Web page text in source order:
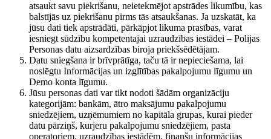
atsaukt savu piekrišanu, neietekmējot apstrādes likumību, kas
balstījās uz piekrišanu pirms tās atsaukšanas. Ja uzskatāt, ka
jūsu dati tiek apstrādāti, pārkāpjot likuma prasības, varat
iesniegt sūdzību kompetentajai uzraudzības iestādei – Polijas
Personas datu aizsardzības biroja priekšsēdētājam.
Datu sniegšana ir brīvprātīga, taču tā ir nepieciešama, lai
noslēgtu Informācijas un izglītības pakalpojumu līgumu un
Demo konta līgumu.
Jūsu personas dati var tikt nodoti šādām organizāciju
kategorijām: bankām, ātro maksājumu pakalpojumu
sniedzējiem, uzņēmumiem no kapitāla grupas, kurai pieder
datu pārziņš, kurjeru pakalpojumu sniedzējiem, pasta
operatoriem, uzraudzības iestādēm, finanšu informācijas